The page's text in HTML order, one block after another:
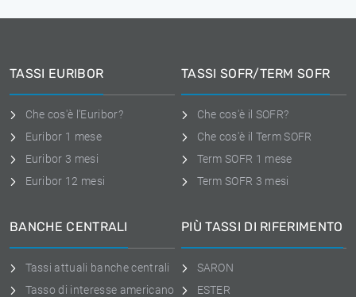
TASSI EURIBOR
Che cos'è l'Euribor?
Euribor 1 mese
Euribor 3 mesi
Euribor 12 mesi
TASSI SOFR/TERM SOFR
Che cos'è il SOFR?
Che cos'è il Term SOFR
Term SOFR 1 mese
Term SOFR 3 mesi
BANCHE CENTRALI
Tassi attuali banche centrali
Tasso di interesse americano
PIÙ TASSI DI RIFERIMENTO
SARON
ESTER